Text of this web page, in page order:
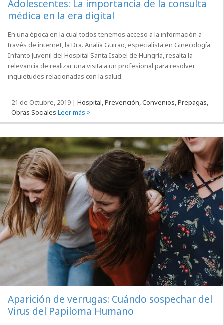
Adolescentes: La importancia de la consulta
médica en la era digital
En una época en la cual todos tenemos acceso a la información a
través de internet, la Dra. Analía Guirao, especialista en Ginecología
Infanto Juvenil del Hospital Santa Isabel de Hungría, resalta la
relevancia de realizar una visita a un profesional para resolver
inquietudes relacionadas con la salud.
21 de Octubre, 2019 |Hospital, Prevención, Convenios, Prepagas,
Obras Sociales Leer más >
Aparición de verrugas: Cuándo sospechar del
Virus del Papiloma Humano